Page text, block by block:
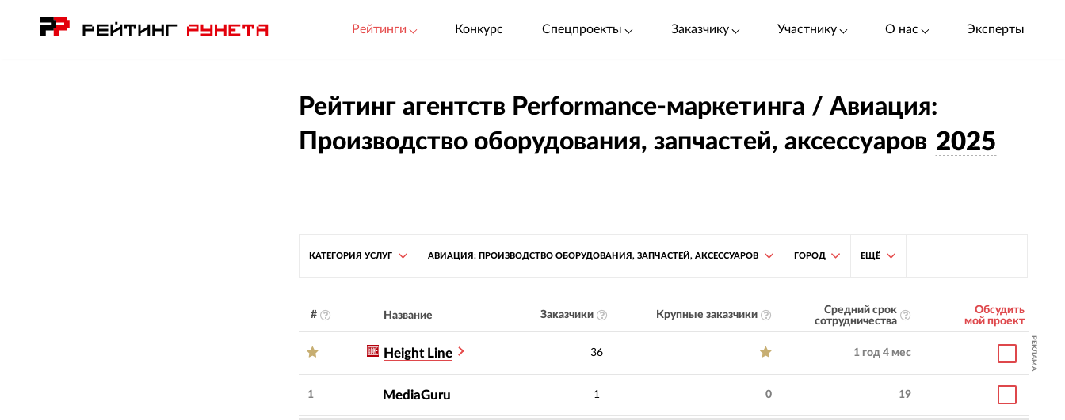
Рейтинги Конкурс Спецпроекты Заказчику Участнику О нас Эксперты
Рейтинг агентств Performance-маркетинга / Авиация:
Производство оборудования, запчастей, аксессуаров 2025
КАТЕГОРИЯ УСЛУГ АВИАЦИЯ: ПРОИЗВОДСТВО ОБОРУДОВАНИЯ, ЗАПЧАСТЕЙ, АКСЕССУАРОВ ГОРОД ЕЩЁ
# Название Заказчики Крупные заказчики
Средний срок
сотрудничества
Обсудить
мой проект
Height Line 36 1 год 4 мес РЕКЛАМА
1 MediaGuru 1 0 19